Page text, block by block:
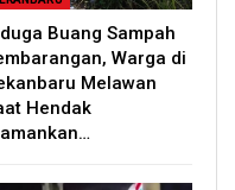
Buang Sampah
Warga di
Melawan
Hendak